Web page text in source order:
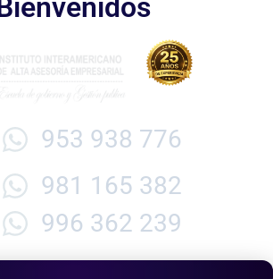
Bienvenidos
953 938 776
981 165 382
996 362 239